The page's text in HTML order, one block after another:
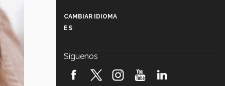
robótica FIRST 2026! (video)
CAMBIAR IDIOMA
ES
Síguenos